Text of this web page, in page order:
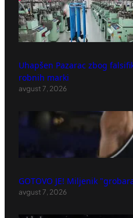
Uhapšen Pazarac zbog
robnih marki
avgust 7, 2026
GOTOVO JE! Miljenik
avgust 7, 2026